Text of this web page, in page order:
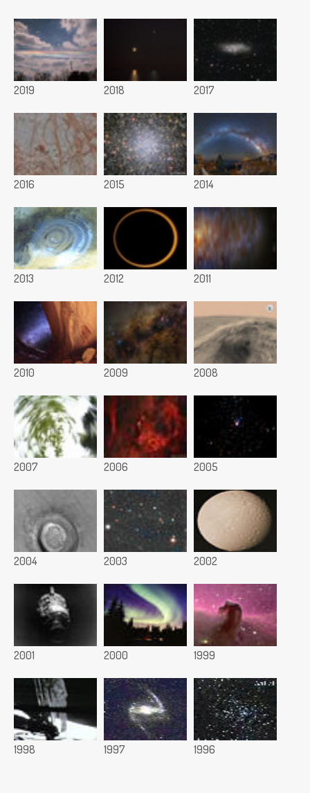
2019 2018 2017
2016 2015 2014
2013 2012 2011
2010 2009 2008
2007 2006 2005
2004 2003 2002
2001 2000 1999
1998 1997 1996